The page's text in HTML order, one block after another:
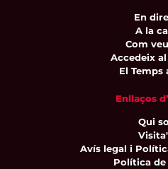
En
A la
Com
Accedeix
El Temps
Enllaços
Qui
Avís legal i
Política de